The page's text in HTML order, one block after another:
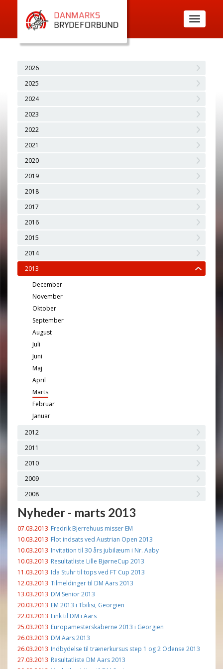
Toggle
navigation
2026
2025
2024
2023
2022
2021
2020
2019
2018
2017
2016
2015
2014
2013
December
November
Oktober
September
August
Juli
Juni
Maj
April
Marts
Februar
Januar
2012
2011
2010
2009
2008
Nyheder - marts 2013
07.03.2013 Fredrik Bjerrehuus misser EM
10.03.2013 Flot indsats ved Austrian Open 2013
10.03.2013 Invitation til 30 års jubilæum i Nr. Aaby
10.03.2013 Resultatliste Lille BjørneCup 2013
11.03.2013 Ida Stuhr til tops ved FT Cup 2013
12.03.2013 Tilmeldinger til DM Aars 2013
13.03.2013 DM Senior 2013
20.03.2013 EM 2013 i Tbilisi, Georgien
22.03.2013 Link til DM i Aars
25.03.2013 Europamesterskaberne 2013 i Georgien
26.03.2013 DM Aars 2013
26.03.2013 Indbydelse til trænerkursus step 1 og 2 Odense 2013
27.03.2013 Resultatliste DM Aars 2013